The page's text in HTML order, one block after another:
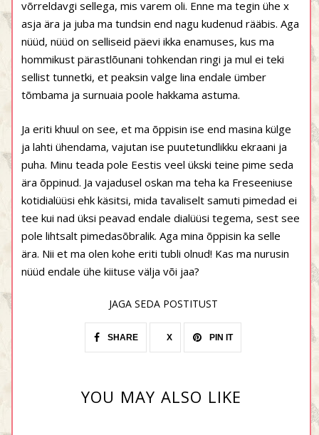
võrreldavgi sellega, mis varem oli. Enne ma tegin ühe x
asja ära ja juba ma tundsin end nagu kudenud rääbis. Aga
nüüd, nüüd on selliseid päevi ikka enamuses, kus ma
hommikust pärastlõunani tohkendan ringi ja mul ei teki
sellist tunnetki, et peaksin valge lina endale ümber
tõmbama ja surnuaia poole hakkama astuma.
Ja eriti khuul on see, et ma õppisin ise end masina külge
ja lahti ühendama, vajutan ise puutetundlikku ekraani ja
puha. Minu teada pole Eestis veel ükski teine pime seda
ära õppinud. Ja vajadusel oskan ma teha ka Freseeniuse
kotidialüüsi ehk käsitsi, mida tavaliselt samuti pimedad ei
tee kui nad üksi peavad endale dialüüsi tegema, sest see
pole lihtsalt pimedasõbralik. Aga mina õppisin ka selle
ära. Nii et ma olen kohe eriti tubli olnud! Kas ma nurusin
nüüd endale ühe kiituse välja või jaa?
JAGA SEDA POSTITUST
SHARE X PIN IT
YOU MAY ALSO LIKE